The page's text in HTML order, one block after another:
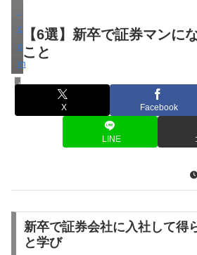
【6選】新卒で証券マンに
こと
ビジネス
c
o
m
X Facebook
LINE
新卒で証券会社に入社して得
と学び